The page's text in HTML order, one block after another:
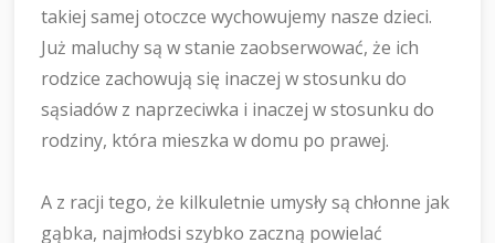
takiej samej otoczce wychowujemy nasze dzieci.
Już maluchy są w stanie zaobserwować, że ich
rodzice zachowują się inaczej w stosunku do
sąsiadów z naprzeciwka i inaczej w stosunku do
rodziny, która mieszka w domu po prawej.
A z racji tego, że kilkuletnie umysły są chłonne jak
gąbka, najmłodsi szybko zaczną powielać